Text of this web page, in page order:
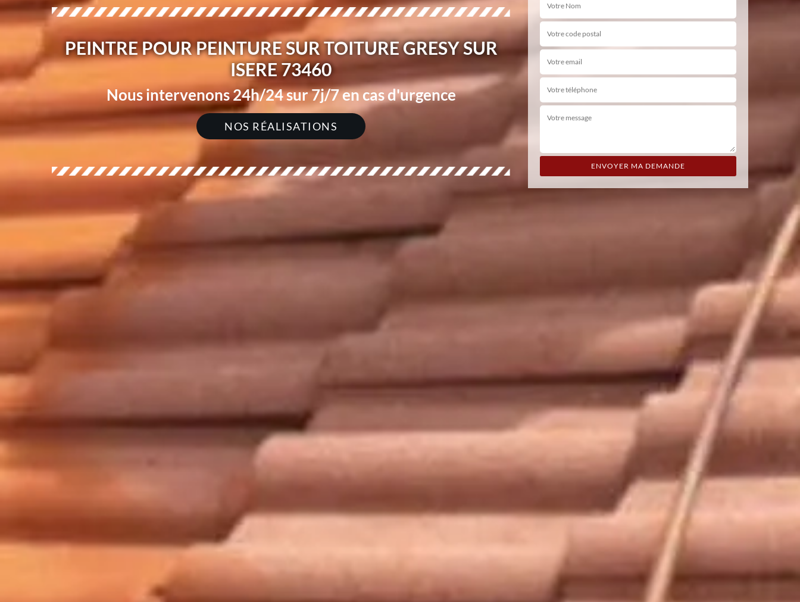
PEINTRE POUR PEINTURE SUR TOITURE GRESY SUR
ISERE 73460
Nous intervenons 24h/24 sur 7j/7 en cas d'urgence
NOS RÉALISATIONS